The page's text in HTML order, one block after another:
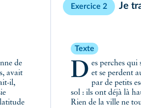
de
avait
il,
Exercice 2 Je
Texte
Des perches qui s'élèvent du sol à grande distance les unes des autres et se perdent
par de petits
sol : ils ont déjà là
Rien de la ville ne